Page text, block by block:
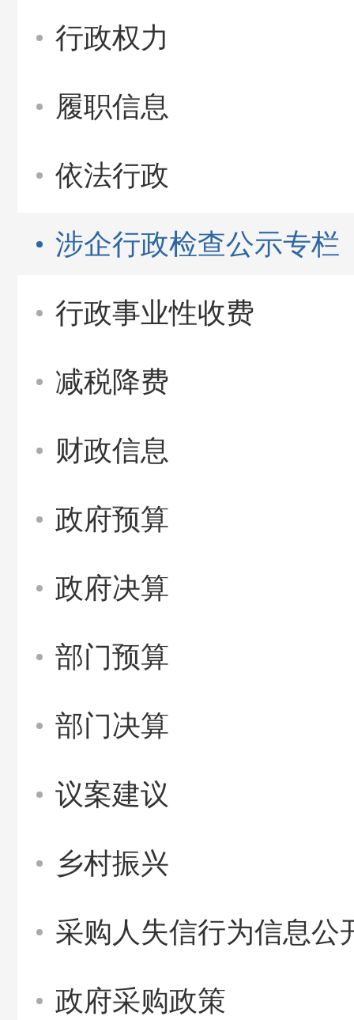
行政权力
履职信息
依法行政
涉企行政检查公示专栏
行政事业性收费
减税降费
财政信息
政府预算
政府决算
部门预算
部门决算
议案建议
乡村振兴
采购人失信行为信息公
政府采购政策